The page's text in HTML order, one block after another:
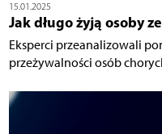
15.01.2025
Jak długo żyją osoby
Eksperci przeanalizowali
przeżywalności osób